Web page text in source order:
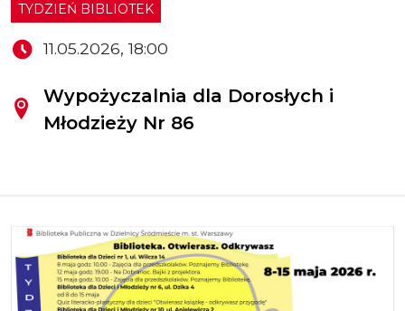
TYDZIEŃ BIBLIOTEK
11.05.2026, 18:00
Wypożyczalnia dla Dorosłych i
Młodzieży Nr 86